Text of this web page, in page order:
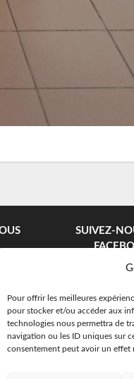
Pour offrir les meilleures
pour stocker et/ou accéder aux
technologies nous permettra de
navigation ou les ID uniques sur
consentement peut avoir un effet
SUIVEZ-